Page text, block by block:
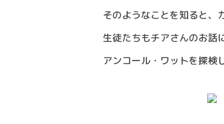
そのようなことを知ると、
生徒たちもチアさんのお話
アンコール・ワットを探検